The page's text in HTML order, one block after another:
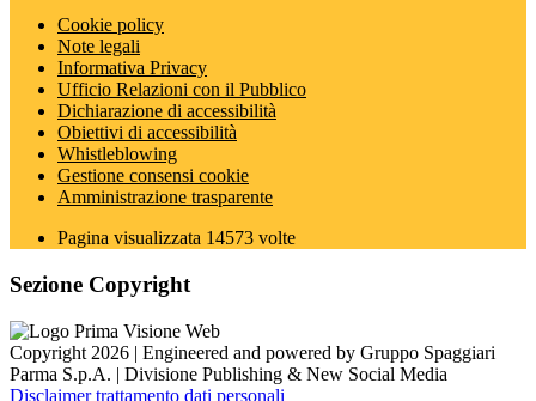
Cookie policy
Note legali
Informativa Privacy
Ufficio Relazioni con il Pubblico
Dichiarazione di accessibilità
Obiettivi di accessibilità
Whistleblowing
Gestione consensi cookie
Amministrazione trasparente
Pagina visualizzata 14573 volte
Sezione Copyright
Copyright 2026 | Engineered and powered by Gruppo Spaggiari
Parma S.p.A. | Divisione Publishing & New Social Media
Disclaimer trattamento dati personali